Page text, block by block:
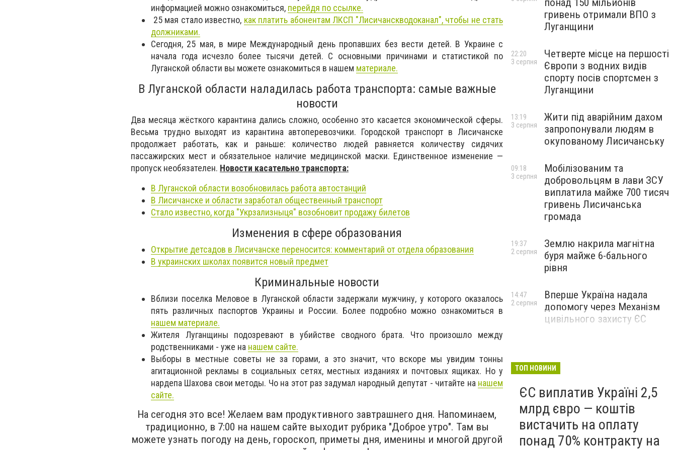
информацией можно ознакомиться, перейдя по ссылке.
25 мая стало известно, как платить абонентам ЛКСП "Лисичанскводоканал", чтобы не стать
должниками.
Сегодня, 25 мая, в мире Международный день пропавших без вести детей. В Украине с
начала года исчезло более тысячи детей. С основными причинами и статистикой по
Луганской области вы можете ознакомиться в нашем материале.
В Луганской области наладилась работа транспорта: самые важные
новости
Два месяца жёсткого карантина дались сложно, особенно это касается экономической сферы.
Весьма трудно выходят из карантина автоперевозчики. Городской транспорт в Лисичанске
продолжает работать, как и раньше: количество людей равняется количеству сидячих
пассажирских мест и обязательное наличие медицинской маски. Единственное изменение —
пропуск необязателен. Новости касательно транспорта:
В Луганской области возобновилась работа автостанций
В Лисичанске и области заработал общественный транспорт
Стало известно, когда "Укрзализныця" возобновит продажу билетов
Изменения в сфере образования
Открытие детсадов в Лисичанске переносится: комментарий от отдела образования
В украинских школах появится новый предмет
Криминальные новости
Вблизи поселка Меловое в Луганской области задержали мужчину, у которого оказалось
пять различных паспортов Украины и России. Более подробно можно ознакомиться в
нашем материале.
Жителя Луганщины подозревают в убийстве сводного брата. Что произошло между
родственниками - уже на нашем сайте.
Выборы в местные советы не за горами, а это значит, что вскоре мы увидим тонны
агитационной рекламы в социальных сетях, местных изданиях и почтовых ящиках. Но у
нардепа Шахова свои методы. Чо на этот раз задумал народный депутат - читайте на нашем
сайте.
На сегодня это все! Желаем вам продуктивного завтрашнего дня. Напоминаем,
традиционно, в 7:00 на нашем сайте выходит рубрика "Доброе утро". Там вы
можете узнать погоду на день, гороскоп, приметы дня, именины и многой другой
понад 150 мільйонів
гривень отримали ВПО з
Луганщини
Четверте місце на першості
Європи з водних видів
спорту посів спортсмен з
Луганщини
22:20
3 серпня
Жити під аварійним дахом
запропонували людям в
окупованому Лисичанську
13:19
3 серпня
Мобілізованим та
добровольцям в лави ЗСУ
виплатила майже 700 тисяч
гривень Лисичанська
громада
09:18
3 серпня
Землю накрила магнітна
буря майже 6-бального
рівня
19:37
2 серпня
Вперше Україна надала
допомогу через Механізм
цивільного захисту ЄС
14:47
2 серпня
ТОП НОВИНИ
ЄС виплатив Україні 2,5
млрд євро — коштів
вистачить на оплату
понад 70% контракту на